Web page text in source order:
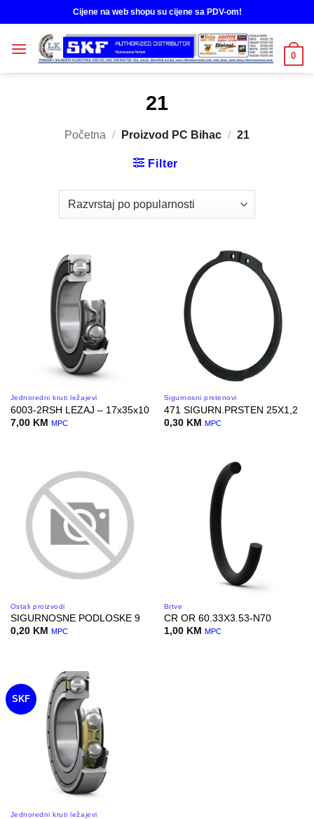
to
content
Cijene na web shopu su cijene sa PDV-om!
0
21
Početna / Proizvod PC Bihac / 21
Filter
Jednoredni kruti ležajevi
6003-2RSH LEZAJ – 17x35x10
7,00 KM MPC
Sigurnosni prstenovi
471 SIGURN.PRSTEN 25X1,2
0,30 KM MPC
Ostali proizvodi
SIGURNOSNE PODLOSKE 9
0,20 KM MPC
Brtve
CR OR 60.33X3.53-N70
1,00 KM MPC
SKF
Jednoredni kruti ležajevi